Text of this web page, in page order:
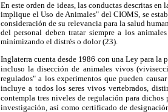
En este orden de ideas, las conductas descritas
implique el Uso de Animales" del CIOMS, se
consideración de su relevancia para la salud
del personal deben tratar siempre a los
minimizando el distrés o dolor (23).
Inglaterra cuenta desde 1986 con una Ley para
incluso la disección de animales vivos
regulados" a los experimentos que pueden
incluye a todos los seres vivos vertebrados,
contempla tres niveles de regulación para
investigación, así como certificado de